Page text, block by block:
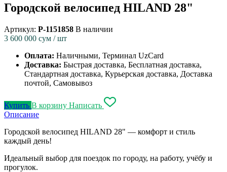
Городской велосипед HILAND 28"
Артикул: P-1151858 В наличии
3 600 000 сум / шт
Оплата: Наличными, Терминал UzCard
Доставка: Быстрая доставка, Бесплатная доставка,
Стандартная доставка, Курьерская доставка, Доставка
почтой, Самовывоз
Купить В корзину Написать
Описание
Городской велосипед HILAND 28" — комфорт и стиль
каждый день!
Идеальный выбор для поездок по городу, на работу, учёбу и
прогулок.